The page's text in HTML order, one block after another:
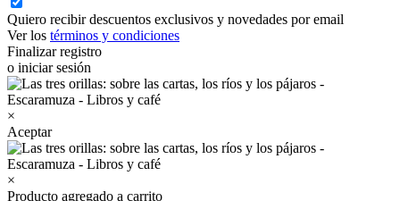
Quiero recibir descuentos exclusivos y novedades por email
Ver los términos y condiciones
Finalizar registro
o iniciar sesión
×
Aceptar
×
Producto agregado a carrito